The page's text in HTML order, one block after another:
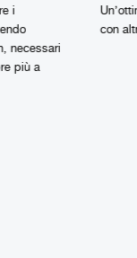
Un’ottima
con altre realtà